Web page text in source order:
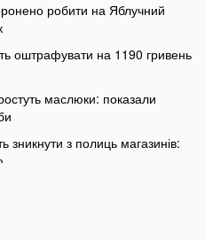
робити на Яблучний
оштрафувати на 1190 гривень
маслюки: показали
зникнути з полиць магазинів:
ТЦК прикував чоловіка